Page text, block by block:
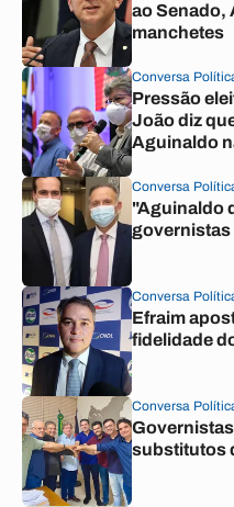
ao Senado,
manchetes
Conversa
Pressão
João diz
Aguinaldo
Conversa
"Aguinaldo
governistas
Conversa
Efraim
fidelidade
Conversa
substitutos